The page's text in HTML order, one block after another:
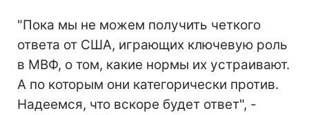
"Пока мы не можем получить четкого
ответа от США, играющих ключевую роль
в МВФ, о том, какие нормы их устраивают.
А по которым они категорически против.
Надеемся, что вскоре будет ответ", -